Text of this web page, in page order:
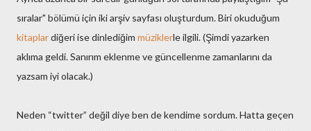
sıralar" bölümü için iki arşiv sayfası oluşturdum. Biri okuduğum
kitaplardiğeri ise dinlediğim müziklerle ilgili. (Şimdi yazarken
aklıma geldi. Sanırım eklenme ve güncellenme zamanlarını da
yazsam iyi olacak.)
Neden “twitter” değil diye ben de kendime sordum. Hatta geçen